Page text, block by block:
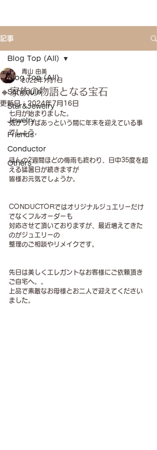
記事
Blog Top (All)
Schedule
Star&Jewelry
Jewelry
Friends
Conductor
Others
Blog Top (All)
🔸家族の物語となる宝石
青山 由美
2022年7月1日
更新日： 2024年7月16日
七月が始まりました。
気がつけばあっという間に年末を迎えている事
でしょう。
ほんの2週間ほどの梅雨も終わり、日中35度を超
える猛暑日が続きますが
皆様お元気でしょうか。
CONDUCTORではオリジナルジュエリーだけ
でなくフルオーダーも
対応させて頂いておりますが、最近増えてきた
のがジュエリーの
整理のご相談やリメイクです。
先日は美しくエレガントなお客様にご依頼頂き
ご自宅へ。。
上品で素敵なお母様とお二人で迎えてください
ました。